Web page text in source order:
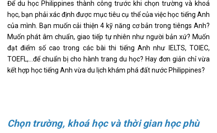
Để du học Philippines thành công trước khi chọn trường và khoá
học, bạn phải xác định được mục tiêu cụ thể của việc học tiếng Anh
của mình. Bạn muốn cải thiện 4 kỹ năng cơ bản trong tiêngs Anh?
Muốn phát âm chuẩn, giao tiếp tự nhiên như người bản xứ? Muốn
đạt điểm số cao trong các bài thi tiếng Anh như IELTS, TOIEC,
TOEFL,…để chuẩn bị cho hành trang du học? Hay đơn giản chỉ vừa
kết hợp học tiếng Anh vừa du lịch khám phá đất nước Philippines?
Chọn trường, khoá học và thời gian học phù